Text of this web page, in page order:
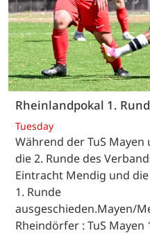
Rheinlandpokal 1.
Tuesday
Während der TuS Mayen
die 2. Runde des
Eintracht Mendig und
1. Runde
ausgeschieden.Mayen/
Rheindörfer : TuS Mayen